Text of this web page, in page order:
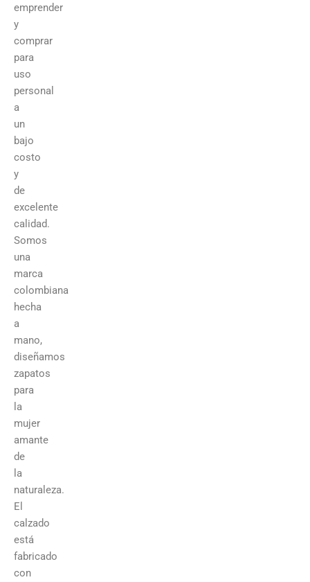
emprender
y
comprar
para
uso
personal
a
un
bajo
costo
y
de
excelente
calidad.
Somos
una
marca
colombiana
hecha
a
mano,
diseñamos
zapatos
para
la
mujer
amante
de
la
naturaleza.
El
calzado
está
fabricado
con